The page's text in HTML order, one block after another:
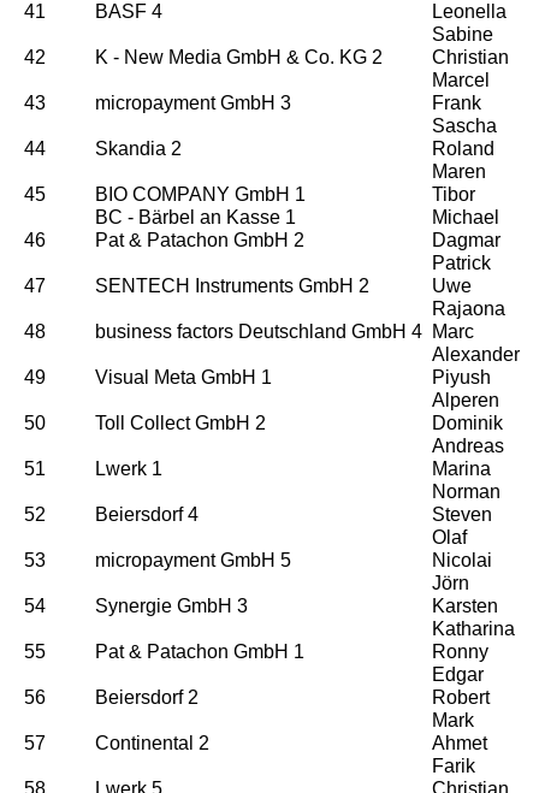
41
BASF 4
Leonella
Sabine
42
K - New Media GmbH & Co. KG 2
Christian
Marcel
43
micropayment GmbH 3
Frank
Sascha
44
Skandia 2
Roland
Maren
45
BIO COMPANY GmbH 1
Tibor
BC - Bärbel an Kasse 1
Michael
46
Pat & Patachon GmbH 2
Dagmar
Patrick
47
SENTECH Instruments GmbH 2
Uwe
Rajaona
48
business factors Deutschland GmbH 4 Marc
Alexander
49
Visual Meta GmbH 1
Piyush
Alperen
50
Toll Collect GmbH 2
Dominik
Andreas
51
Lwerk 1
Marina
Norman
52
Beiersdorf 4
Steven
Olaf
53
micropayment GmbH 5
Nicolai
Jörn
54
Synergie GmbH 3
Karsten
Katharina
55
Pat & Patachon GmbH 1
Ronny
Edgar
56
Beiersdorf 2
Robert
Mark
57
Continental 2
Ahmet
Farik